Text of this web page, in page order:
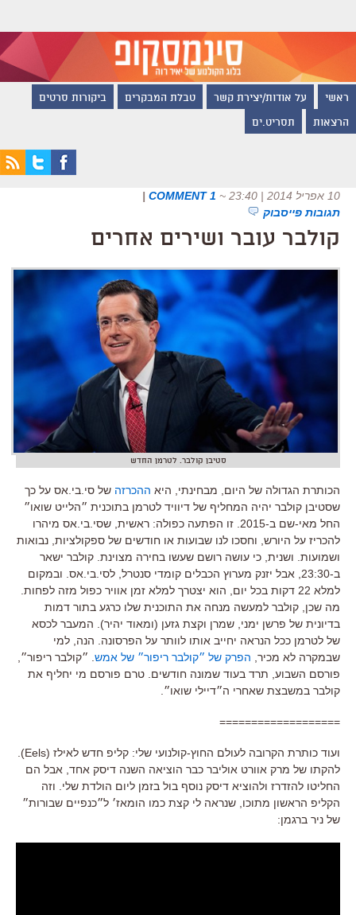
ראשי על אודות/יצירת קשר טבלת המבקרים ביקורות סרטים
הרצאות תסריט.ים
10 אפריל 2014 | 23:40 ~
1 COMMENT
|
תגובות פייסבוק
קולבר עובר ושירים אחרים
סטיבן קולבר. לטרמן החדש
הכותרת הגדולה של היום, מבחינתי, היא ההכרזה של סי.בי.אס על כך
שסטיבן קולבר יהיה המחליף של דיוויד לטרמן בתוכנית ״הלייט שואו״
החל מאי-שם ב-2015. זו הפתעה כפולה: ראשית, שסי.בי.אס מיהרו
להכריז על היורש, וחסכו לנו שבועות או חודשים של ספקולציות, נבואות
ושמועות. ושנית, כי עושה רושם שעשו בחירה מצוינת. קולבר ישאר
ב-23:30, אבל יזנק מערוץ הכבלים קומדי סנטרל, לסי.בי.אס. ובמקום
למלא 22 דקות בכל יום, הוא יצטרך למלא זמן אוויר כפול מזה לפחות.
מה שכן, קולבר למעשה מנחה את התוכנית שלו כרגע בתור דמות
בדיונית של פרשן ימני, שמרן וקצת גזען (ומאוד יהיר). המעבר לכסא
של לטרמן ככל הנראה יחייב אותו לוותר על הפרסונה. הנה, למי
שבמקרה לא מכיר, הפרק של ״קולבר ריפור״ של אמש . ״קולבר ריפור״,
פורסם השבוע, תרד בעוד שמונה חודשים. טרם פורסם מי יחליף את
קולבר במשבצת שאחרי ה״דיילי שואו״.
===================
ועוד כותרת הקרובה לעולם החוץ-קולנועי שלי: קליפ חדש
לאילז (Eels).
להקתו של מרק אוורט אוליבר כבר הוציאה השנה דיסק אחד, אבל הם
החליטו להזדרז ולהוציא דיסק נוסף בול בזמן ליום הולדת שלי. וזה
הקליפ הראשון מתוכו, שנראה לי קצת כמו הומאז׳ ל״כנפיים שבורות״
של ניר ברגמן: